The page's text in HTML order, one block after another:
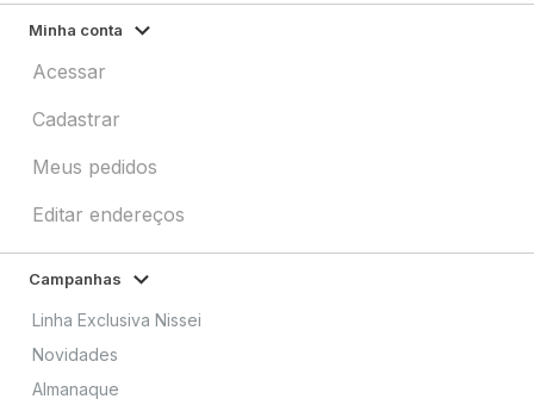
Minha conta
Acessar
Cadastrar
Meus pedidos
Editar endereços
Campanhas
Linha Exclusiva Nissei
Novidades
Almanaque